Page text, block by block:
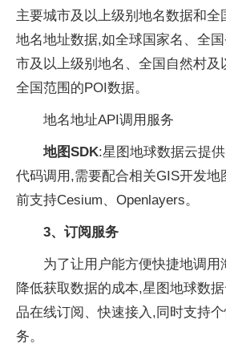
主要城市及以上级别地名数据和全
地名地址数据,如全球国家名、全
市及以上级别地名、全国自然村及
全国范围的POI数据。
地名地址API调用服务
地图SDK:星图地球数据云提
代码调用,需要配合相关GIS开发地
前支持Cesium、Openlayers。
3、 订阅服务
为了让用户能方便快捷地调用
降低获取数据的成本,星图地球数
品在线订阅、快速接入,同时支持
务。